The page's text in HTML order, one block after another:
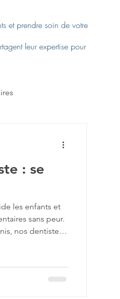
et prendre soin de votre
leur expertise pour
: se
les enfants et
sans peur.
nos dentistes